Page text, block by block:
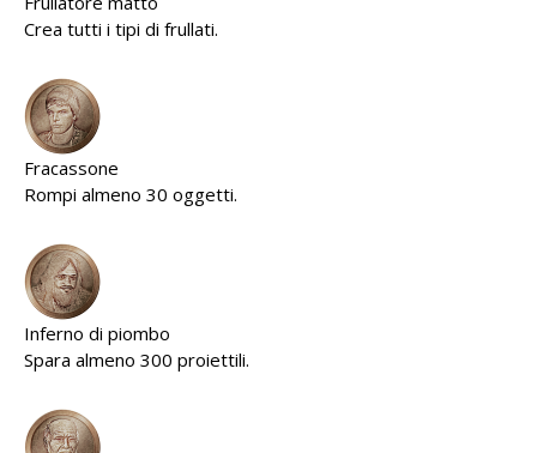
Crea tutti i tipi di frullati.
Fracassone
Rompi almeno 30 oggetti.
Inferno di piombo
Spara almeno 300 proiettili.